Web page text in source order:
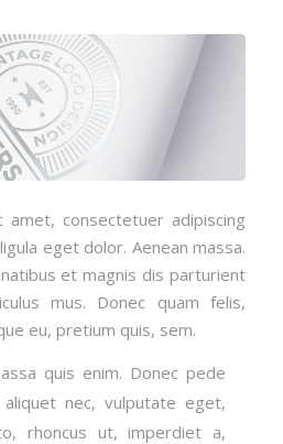
consectetuer adipiscing
eget dolor. Aenean massa.
et magnis dis parturient
mus. Donec quam felis,
eu, pretium quis, sem.
quis enim. Donec pede
nec, vulputate eget,
rhoncus ut, imperdiet a,